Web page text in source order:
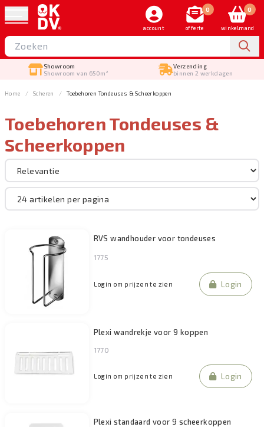
account
0
offerte
0
winkelmand
Verzending
binnen 2 werkdagen
Gratis verstuurd
vanaf €150,-
Home Scheren Toebehoren Tondeuses & Scheerkoppen
Sorteer op
Merk
Scheren
Filteren
Toebehoren Tondeuses &
Scheerkoppen
RVS wandhouder voor tondeuses
1775
Login om prijzen te zien Login
Plexi wandrekje voor 9 koppen
1770
Login om prijzen te zien Login
Plexi standaard voor 9 scheerkoppen